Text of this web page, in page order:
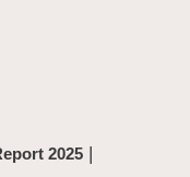
2025 |